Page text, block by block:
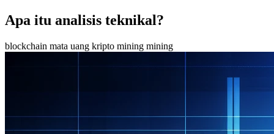
Apa itu analisis teknikal?
blockchain mata uang kripto mining mining